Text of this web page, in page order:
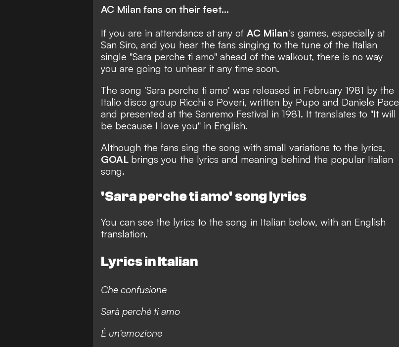
AC Milan fans on their feet...
If you are in attendance at any of AC Milan's games, especially at
San Siro, and you hear the fans singing to the tune of the Italian
single "Sara perche ti amo" ahead of the walkout, there is no way
you are going to unhear it any time soon.
The song 'Sara perche ti amo' was released in February 1981 by the
Italio disco group Ricchi e Poveri, written by Pupo and Daniele Pace
and presented at the Sanremo Festival in 1981. It translates to "It will
be because I love you" in English.
Although the fans sing the song with small variations to the lyrics,
GOAL brings you the lyrics and meaning behind the popular Italian
song.
'Sara perche ti amo' song lyrics
You can see the lyrics to the song in Italian below, with an English
translation.
Lyrics in Italian
Che confusione
Sarà perché ti amo
È un'emozione